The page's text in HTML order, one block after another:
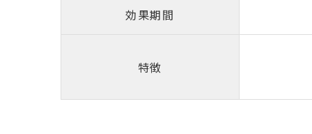
効果期間
特徴